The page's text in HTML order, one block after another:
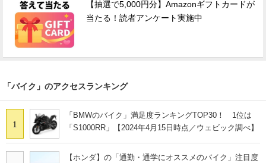
【抽選で5,000円分】Amazonギフトカードが
当たる！読者アンケート実施中
「バイク」のアクセスランキング
1
「BMWのバイク」満足度ランキングTOP30！ 1位は
「S1000RR」【2024年4月15日時点／ウェビック調べ】
【ホンダ】の「通勤・通学にオススメのバイク」注目度